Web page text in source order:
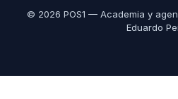
© 2026 POS1 — Academia y
Eduardo